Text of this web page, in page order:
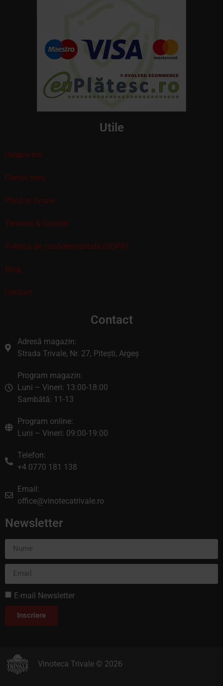
Utile
Despre noi
Contul meu
Plată și livrare
Termeni & Conditii
Politica de confidenţialitate (GDPR)
Blog
Contact
Contact
Adresă magazin:
Strada Trivale, Nr. 27, Pitești, Argeș
Program magazin:
Luni – Vineri: 13:00-18:00
Sambătă: 11-13
Program online:
Luni – Vineri: 09:00-19:00
Telefon:
+4 0770 181 138
Email:
office@vinotecatrivale.ro
Newsletter
E-mail Newsletter
Inscriere
Vinoteca Trivale © 2026